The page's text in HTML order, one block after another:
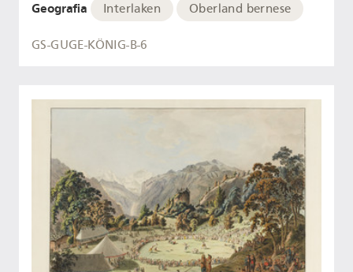
Geografia Interlaken Oberland bernese
GS-GUGE-KÖNIG-B-6